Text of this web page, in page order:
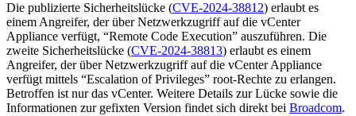
Die publizierte Sicherheitslücke (CVE-2024-38812) erlaubt es
einem Angreifer, der über Netzwerkzugriff auf die vCenter
Appliance verfügt, “Remote Code Execution” auszuführen. Die
zweite Sicherheitslücke (CVE-2024-38813) erlaubt es einem
Angreifer, der über Netzwerkzugriff auf die vCenter Appliance
verfügt mittels “Escalation of Privileges” root-Rechte zu erlangen.
Betroffen ist nur das vCenter. Weitere Details zur Lücke sowie die
Informationen zur gefixten Version findet sich direkt bei Broadcom.